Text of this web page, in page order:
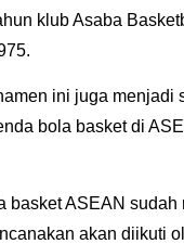
klub Asaba
ini juga menjadi
bola basket di
basket ASEAN sudah
akan diikuti